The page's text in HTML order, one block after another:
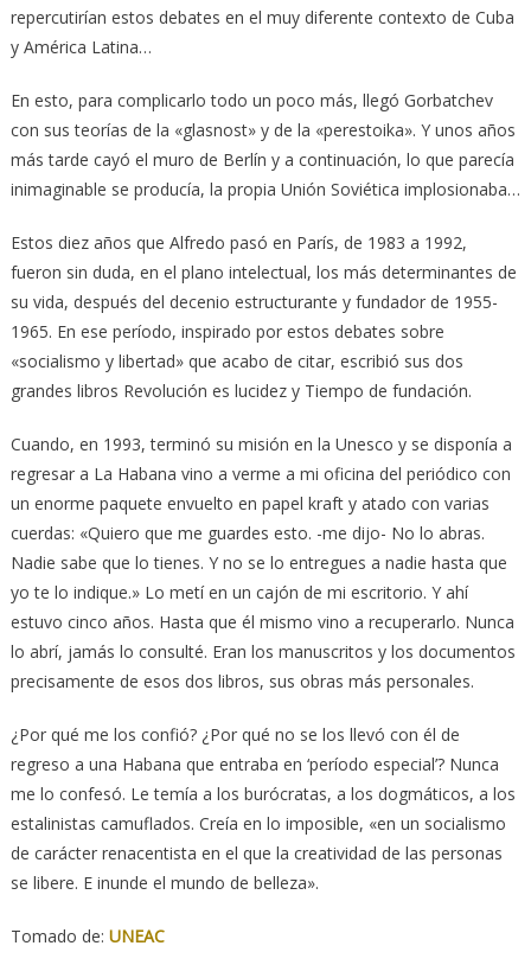
repercutirían estos debates en el muy diferente contexto de Cuba
y América Latina…
En esto, para complicarlo todo un poco más, llegó Gorbatchev
con sus teorías de la «glasnost» y de la «perestoika». Y unos años
más tarde cayó el muro de Berlín y a continuación, lo que parecía
inimaginable se producía, la propia Unión Soviética implosionaba…
Estos diez años que Alfredo pasó en París, de 1983 a 1992,
fueron sin duda, en el plano intelectual, los más determinantes de
su vida, después del decenio estructurante y fundador de 1955-
1965. En ese período, inspirado por estos debates sobre
«socialismo y libertad» que acabo de citar, escribió sus dos
grandes libros Revolución es lucidez y Tiempo de fundación.
Cuando, en 1993, terminó su misión en la Unesco y se disponía a
regresar a La Habana vino a verme a mi oficina del periódico con
un enorme paquete envuelto en papel kraft y atado con varias
cuerdas: «Quiero que me guardes esto. -me dijo- No lo abras.
Nadie sabe que lo tienes. Y no se lo entregues a nadie hasta que
yo te lo indique.» Lo metí en un cajón de mi escritorio. Y ahí
estuvo cinco años. Hasta que él mismo vino a recuperarlo. Nunca
lo abrí, jamás lo consulté. Eran los manuscritos y los documentos
precisamente de esos dos libros, sus obras más personales.
¿Por qué me los confió? ¿Por qué no se los llevó con él de
regreso a una Habana que entraba en ‘período especial’? Nunca
me lo confesó. Le temía a los burócratas, a los dogmáticos, a los
estalinistas camuflados. Creía en lo imposible, «en un socialismo
de carácter renacentista en el que la creatividad de las personas
se libere. E inunde el mundo de belleza».
Tomado de: UNEAC